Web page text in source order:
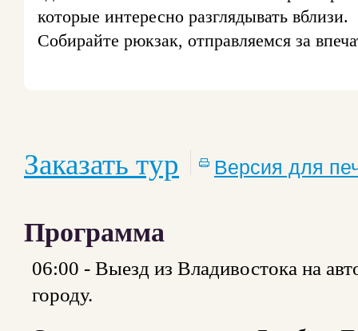
которые интересно разглядывать вблизи.
Собирайте рюкзак, отправляемся за
Заказать тур Версия для
Программа
06:00 - Выезд из Владивостока на
городу.